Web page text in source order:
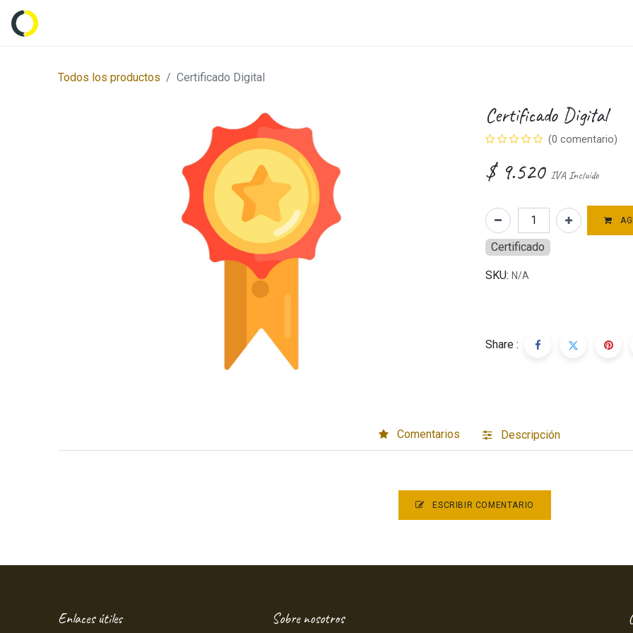
Todos los productos Certificado Digital
Certificado Digital
(0 comentario)
$ 9.520 IVA Incluido
Certificado
SKU: N/A
Share :
Comentarios Descri​pción
ESCRIBIR COMENTARIO
Enlaces útiles Sobre nosotros